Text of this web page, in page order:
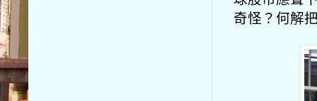
奇怪？何解